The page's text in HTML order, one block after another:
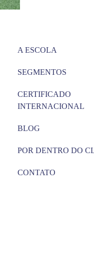
A ESCOLA
SEGMENTOS
CERTIFICADO
INTERNACIONAL
BLOG
POR DENTRO DO
CONTATO